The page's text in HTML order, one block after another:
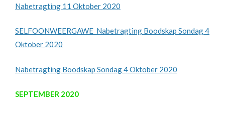
Nabetragting 11 Oktober 2020
SELFOONWEERGAWE_Nabetragting Boodskap Sondag 4
Oktober 2020
Nabetragting Boodskap Sondag 4 Oktober 2020
SEPTEMBER 2020